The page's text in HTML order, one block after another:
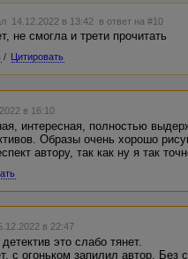
14.12.2022 в 13:42 в ответ на #10
не смогла и трети прочитать
/ Цитировать
в 16:10
интересная, полностью
Образы очень хорошо
автору, так как ну я так
в 22:47
это слабо тянет.
с огоньком запилил автор. Без